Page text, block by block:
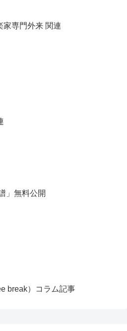
家専門外来 関連
」無料公開
break）コラム記事